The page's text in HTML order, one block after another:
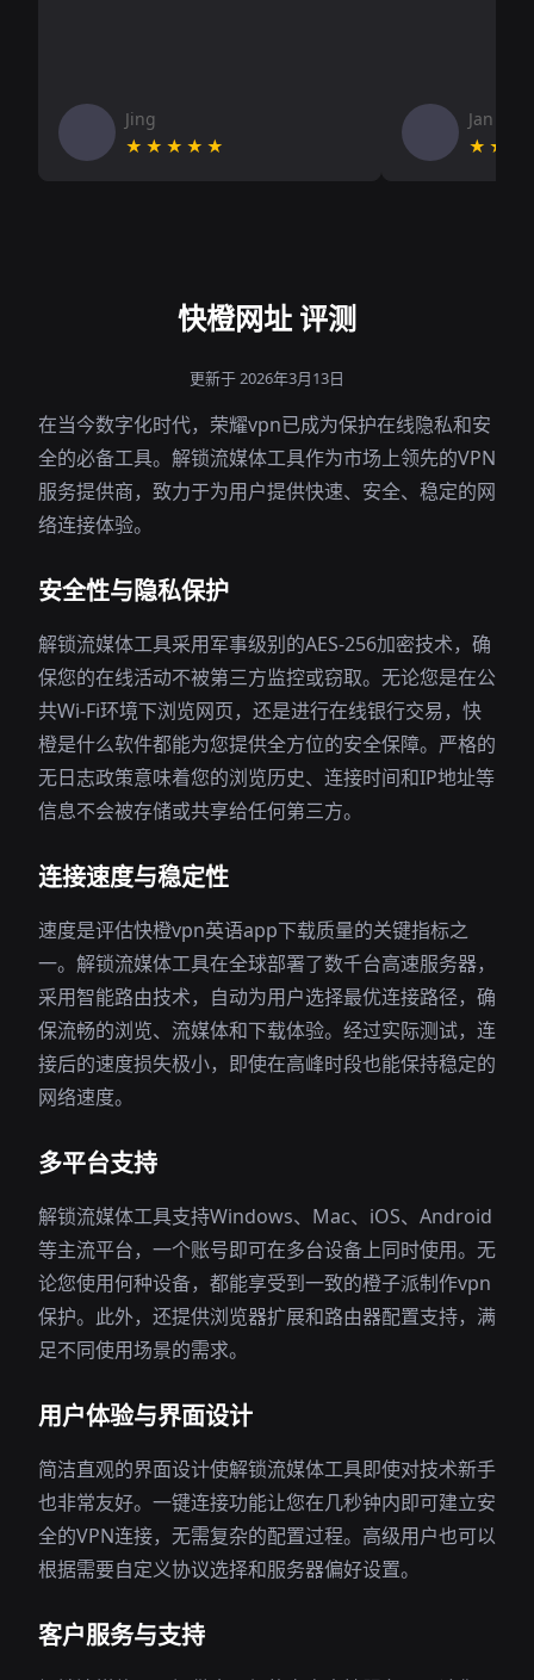
Jing
★★★★★
Jan V
快橙网址 评测
更新于 2026年3月13日
在当今数字化时代，荣耀vpn已成为保护在线隐私和安
全的必备工具。解锁流媒体工具作为市场上领先的VPN
服务提供商，致力于为用户提供快速、安全、稳定的网
络连接体验。
安全性与隐私保护
解锁流媒体工具采用军事级别的AES-256加密技术，确
保您的在线活动不被第三方监控或窃取。无论您是在公
共Wi-Fi环境下浏览网页，还是进行在线银行交易，快
橙是什么软件都能为您提供全方位的安全保障。严格的
无日志政策意味着您的浏览历史、连接时间和IP地址等
信息不会被存储或共享给任何第三方。
连接速度与稳定性
速度是评估快橙vpn英语app下载质量的关键指标之
一。解锁流媒体工具在全球部署了数千台高速服务器，
采用智能路由技术，自动为用户选择最优连接路径，确
保流畅的浏览、流媒体和下载体验。经过实际测试，连
接后的速度损失极小，即使在高峰时段也能保持稳定的
网络速度。
多平台支持
解锁流媒体工具支持Windows、Mac、iOS、Android
等主流平台，一个账号即可在多台设备上同时使用。无
论您使用何种设备，都能享受到一致的橙子派制作vpn
保护。此外，还提供浏览器扩展和路由器配置支持，满
足不同使用场景的需求。
用户体验与界面设计
简洁直观的界面设计使解锁流媒体工具即使对技术新手
也非常友好。一键连接功能让您在几秒钟内即可建立安
全的VPN连接，无需复杂的配置过程。高级用户也可以
根据需要自定义协议选择和服务器偏好设置。
客户服务与支持